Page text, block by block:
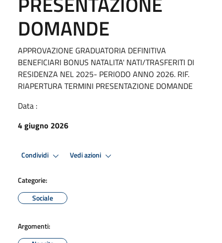
DOMANDE
APPROVAZIONE GRADUATORIA DEFINITIVA
BENEFICIARI BONUS NATALITA' NATI/TRASFERITI DI
RESIDENZA NEL 2025- PERIODO ANNO 2026. RIF.
RIAPERTURA TERMINI PRESENTAZIONE DOMANDE
Data :
4 giugno 2026
Condividi Vedi azioni
Categorie:
Sociale
Argomenti: